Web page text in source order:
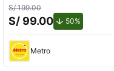
S/ 199.00
S/ 99.00 50%
Metro